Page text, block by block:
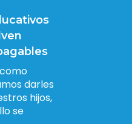
darles
hijos,
se